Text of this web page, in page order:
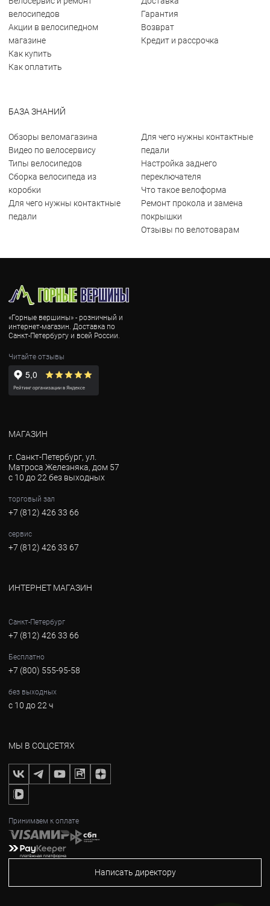
велосипедов
Акции в велосипедном
магазине
Как купить
Как оплатить
Гарантия
Возврат
Кредит и рассрочка
БАЗА ЗНАНИЙ
Обзоры веломагазина
Видео по велосервису
Типы велосипедов
Сборка велосипеда из
коробки
Для чего нужны контактные
педали
Для чего нужны контактные
педали
Настройка заднего
переключателя
Что такое велоформа
Ремонт прокола и замена
покрышки
Отзывы по велотоварам
«Горные вершины» - розничный и
интернет-магазин. Доставка по
Санкт-Петербургу и всей России.
Читайте отзывы
МАГАЗИН
г. Санкт-Петербург, ул.
Матроса Железняка, дом 57
с 10 до 22 без выходных
торговый зал
+7 (812) 426 33 66
сервис
+7 (812) 426 33 67
ИНТЕРНЕТ МАГАЗИН
Санкт-Петербург
+7 (812) 426 33 66
Бесплатно
+7 (800) 555-95-58
без выходных
с 10 до 22 ч
МЫ В СОЦСЕТЯХ
Принимаем к оплате
Написать директору